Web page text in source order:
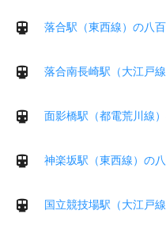
落合駅（東西線）の八
落合南長崎駅（大江戸
面影橋駅（都電荒川線
神楽坂駅（東西線）の
国立競技場駅（大江戸